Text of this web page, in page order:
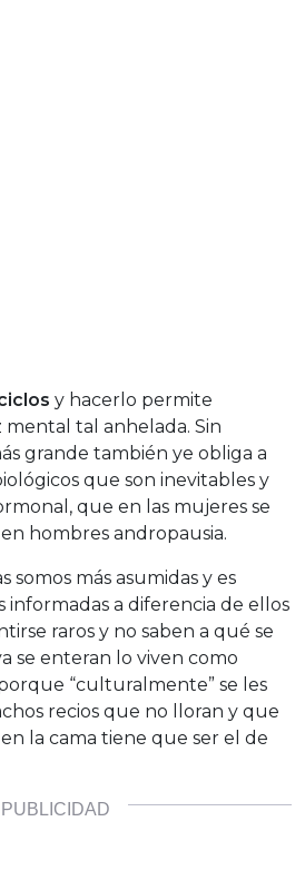
y hacerlo permite
tal anhelada. Sin
grande también ye obliga a
que son inevitables y
que en las mujeres se
hombres andropausia.
somos más asumidas y es
informadas a diferencia de ellos
raros y no saben a qué se
se enteran lo viven como
“culturalmente” se les
recios que no lloran y que
la cama tiene que ser el de